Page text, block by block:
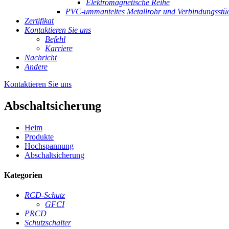
Elektromagnetische Reihe
PVC-ummanteltes Metallrohr und
Zertifikat
Kontaktieren Sie uns
Befehl
Karriere
Nachricht
Andere
Kontaktieren Sie uns
Abschaltsicherung
Heim
Produkte
Hochspannung
Abschaltsicherung
Kategorien
RCD-Schutz
GFCI
PRCD
Schutzschalter